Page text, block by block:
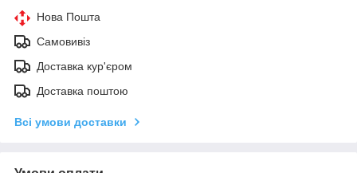
Нова Пошта
Самовивіз
Доставка кур'єром
Доставка поштою
Всі умови доставки